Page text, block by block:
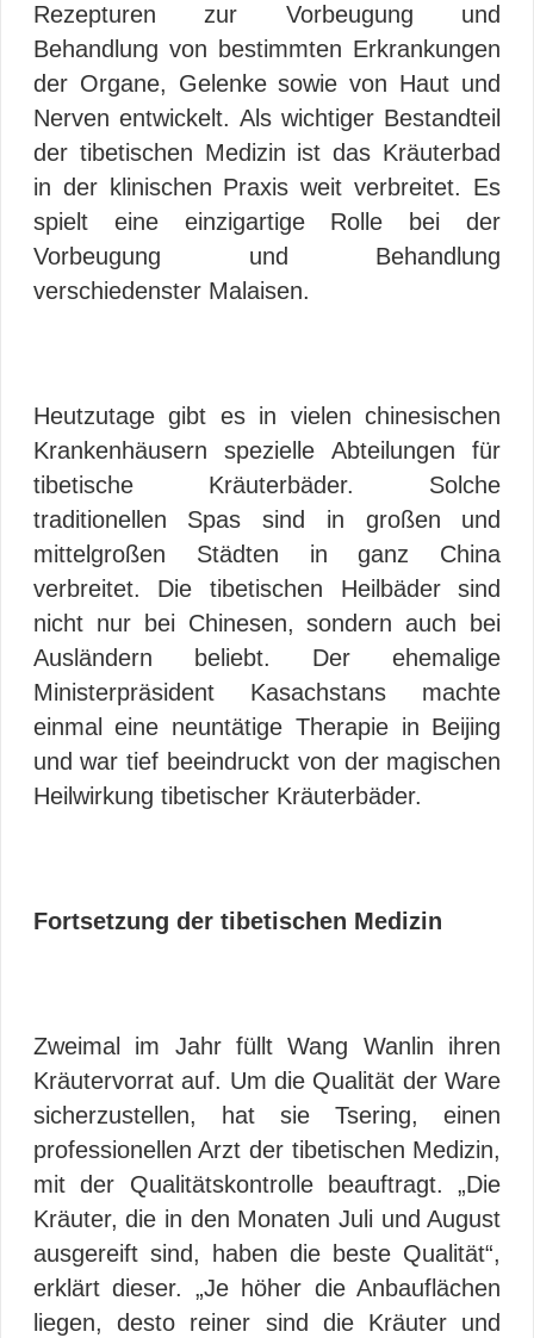
Rezepturen zur Vorbeugung und
Behandlung von bestimmten Erkrankungen
der Organe, Gelenke sowie von Haut und
Nerven entwickelt. Als wichtiger Bestandteil
der tibetischen Medizin ist das Kräuterbad
in der klinischen Praxis weit verbreitet. Es
spielt eine einzigartige Rolle bei der
Vorbeugung und Behandlung
verschiedenster Malaisen.
Heutzutage gibt es in vielen chinesischen
Krankenhäusern spezielle Abteilungen für
tibetische Kräuterbäder. Solche
traditionellen Spas sind in großen und
mittelgroßen Städten in ganz China
verbreitet. Die tibetischen Heilbäder sind
nicht nur bei Chinesen, sondern auch bei
Ausländern beliebt. Der ehemalige
Ministerpräsident Kasachstans machte
einmal eine neuntätige Therapie in Beijing
und war tief beeindruckt von der magischen
Heilwirkung tibetischer Kräuterbäder.
Fortsetzung der tibetischen Medizin
Zweimal im Jahr füllt Wang Wanlin ihren
Kräutervorrat auf. Um die Qualität der Ware
sicherzustellen, hat sie Tsering, einen
professionellen Arzt der tibetischen Medizin,
mit der Qualitätskontrolle beauftragt. „Die
Kräuter, die in den Monaten Juli und August
ausgereift sind, haben die beste Qualität“,
erklärt dieser. „Je höher die Anbauflächen
liegen, desto reiner sind die Kräuter und